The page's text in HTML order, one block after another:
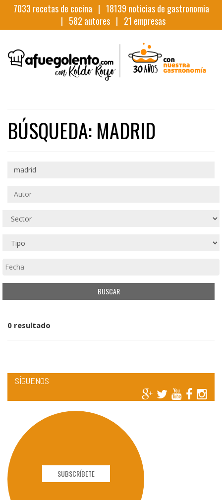
7033 recetas de cocina | 18139 noticias de gastronomia
| 582 autores | 21 empresas
BÚSQUEDA: MADRID
0 resultado
SÍGUENOS
SUBSCRÍBETE